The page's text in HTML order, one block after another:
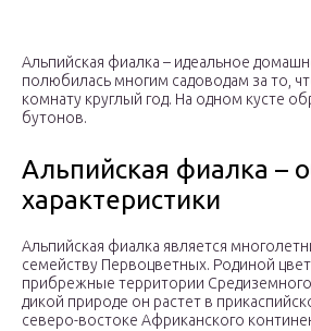
Альпийская фиалка – идеальное
полюбилась многим садоводам за то,
комнату круглый год. На одном кусте
бутонов.
Альпийская фиалка –
характеристики
Альпийская фиалка является
семейству Первоцветных. Родиной
прибрежные территории
дикой природе он растет в
северо-востоке Африканского